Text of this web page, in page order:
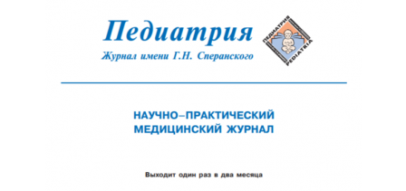
Обратная